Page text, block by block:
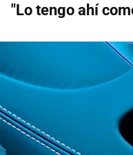
"Lo tengo ahí